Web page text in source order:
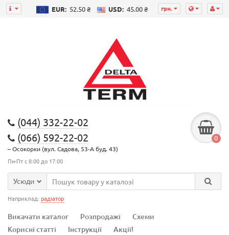
грн.
EUR: 52.50 ₴ USD: 45.00 ₴
(044) 332-22-02
(066) 592-22-02
– Осокорки (вул. Садова, 53-А буд. 43)
Пн-Пт с 8:00 до 17:00
0
Усюди
Наприклад: радіатор
Викачати каталог Розпродажі
Схеми
Корисні статті
Інструкції Акції!